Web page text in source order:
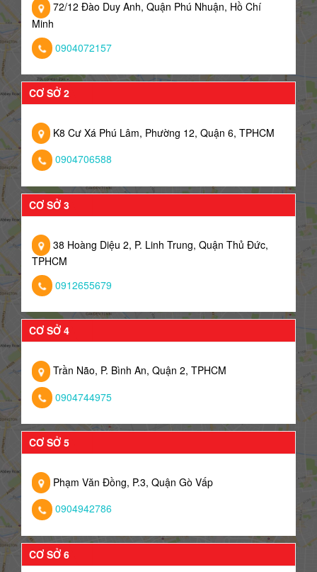
72/12 Đào Duy Anh, Quận Phú Nhuận, Hồ Chí
Minh
0904072157
CƠ SỞ 2
K8 Cư Xá Phú Lâm, Phường 12, Quận 6, TPHCM
0904706588
CƠ SỞ 3
38 Hoàng Diệu 2, P. Linh Trung, Quận Thủ Đức,
TPHCM
0912655679
CƠ SỞ 4
Trần Não, P. Bình An, Quận 2, TPHCM
0904744975
CƠ SỞ 5
Phạm Văn Đồng, P.3, Quận Gò Vấp
0904942786
CƠ SỞ 6